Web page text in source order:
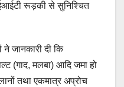
रूड़की से सुनिश्चित
जानकारी दी कि
(गाद, मलबा) आदि जमा हो
तथा एकमात्र अप्रोच